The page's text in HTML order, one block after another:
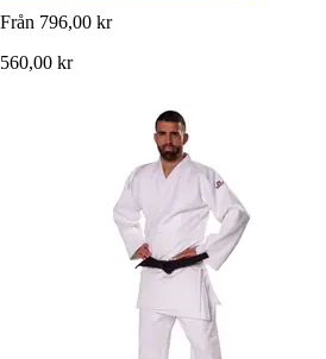
Från 796,00 kr
560,00 kr